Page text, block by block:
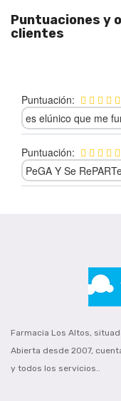
Puntuaciones y
clientes
Puntuación:
es elúnico que me
Puntuación:
PeGA Y Se
Farmacia Los Altos,
Abierta desde 2007,
y todos los servicios..